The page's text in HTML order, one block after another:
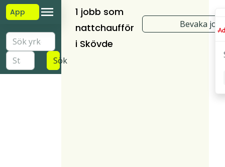
App
Sök
1 jobb som
nattchaufför
i Skövde
Bevaka